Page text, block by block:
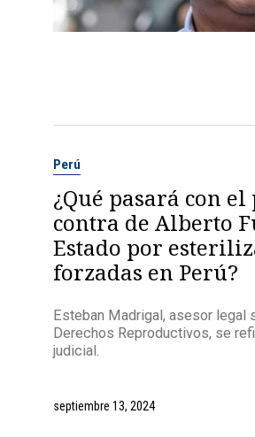
Perú
¿Qué pasará con el
contra de Alberto
Estado por
forzadas en Perú?
Esteban Madrigal, asesor legal
Derechos Reproductivos, se
judicial.
septiembre 13, 2024